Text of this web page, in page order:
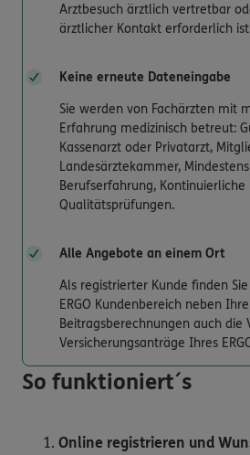
Arztbesuch ärztlich vertretbar
ärztlicher Kontakt erforderlich
Keine erneute Dateneingabe
Sie werden von Fachärzten mit
Erfahrung medizinisch betreut:
Kassenarzt oder Privatarzt,
Landesärztekammer,
Berufserfahrung,
Qualitätsprüfungen.
Alle Angebote an einem Ort
Als registrierter Kunde finden
ERGO Kundenbereich neben
Beitragsberechnungen auch die
Versicherungsanträge Ihres
So funktioniert´s
Online registrieren und